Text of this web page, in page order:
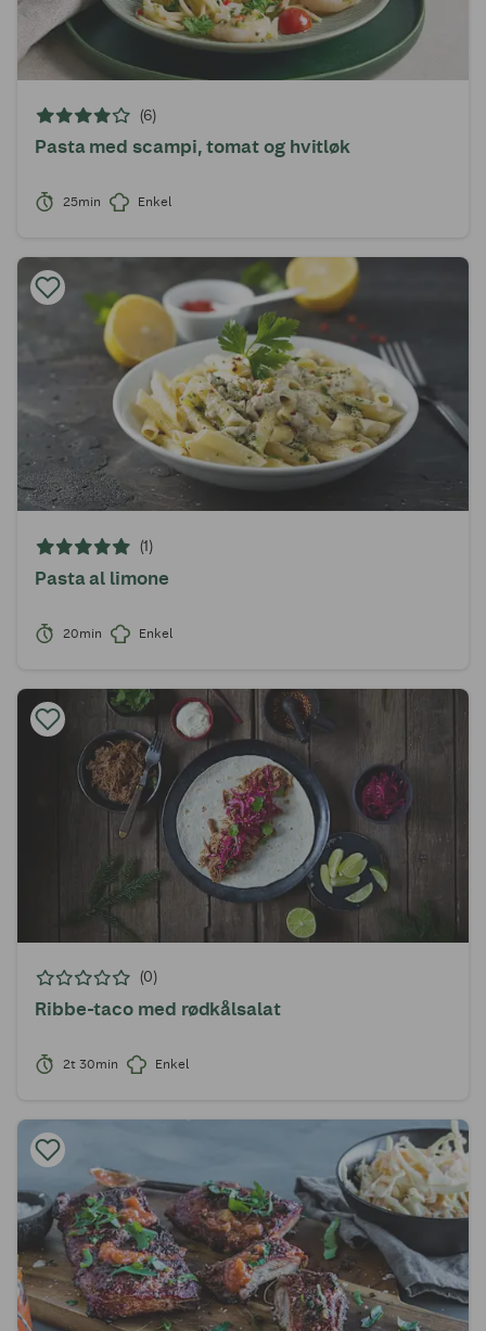
(6)
Pasta med scampi, tomat og hvitløk
25min Enkel
(1)
Pasta al limone
20min Enkel
(0)
Ribbe-taco med rødkålsalat
2t 30min Enkel